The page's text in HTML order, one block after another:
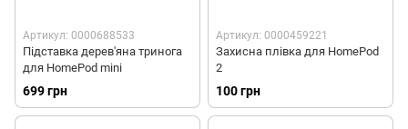
Артикул: 0000688533
Підставка дерев'яна тринога
для HomePod mini
699 грн
Артикул: 0000459221
Захисна плівка для HomePod
2
100 грн